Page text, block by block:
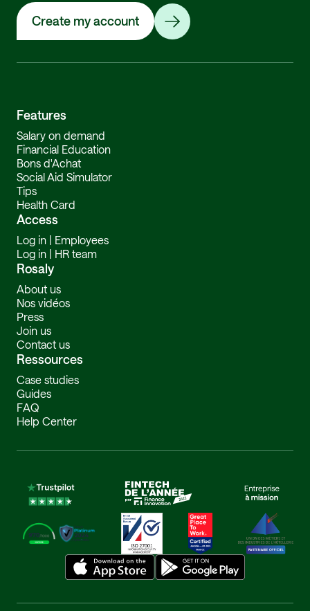
Create my account
Features
Salary on demand
Financial Education
Bons d'Achat
Social Aid Simulator
Tips
Health Card
Access
Log in | Employees
Log in | HR team
Rosaly
About us
Nos vidéos
Press
Join us
Contact us
Ressources
Case studies
Guides
FAQ
Help Center